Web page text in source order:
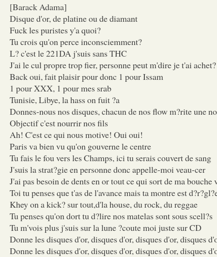
[Barack Adama]
Disque d'or, de platine ou de diamant
Fuck les puristes y'a quoi?
Tu crois qu'on perce inconsciemment?
L? c'est le 221DA j'suis sans THC
J'ai le cul propre trop fier, personne peut m'dire je t'ai achet?
Back oui, fait plaisir pour donc 1 pour Issam
1 pour XXX, 1 pour mes srab
Tunisie, Libye, la hass on fuit ?a
Donnes-nous nos disques, chacun de nos flow m?rite une
Objectif c'est nourrir nos fils
Ah! C'est ce qui nous motive! Oui oui!
Paris va bien vu qu'on gouverne le centre
Tu fais le fou vers les Champs, ici tu serais couvert de sang
J'suis la strat?gie en personne donc appelle-moi veau-cer
J'ai pas besoin de dents en or tout ce qui sort de ma bouche
Toi tu penses que t'as de l'avance mais ta montre est
Khey on a kick? sur tout,d'la house, du rock, du reggae
Tu penses qu'on dort tu d?lire nos matelas sont sous scell?s
Tu m'vois plus j'suis sur la lune ?coute moi juste sur CD
Donne les disques d'or, disques d'or, disques d'or, disques
Donne les disques d'or, disques d'or, disques d'or, disques